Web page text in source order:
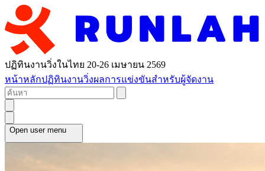
ปฏิทินงานวิ่งในไทย 20-26 เมษายน 2569
หน้าหลักปฏิทินงานวิ่งผลการแข่งขันสำหรับผู้จัดงาน
Open user menu